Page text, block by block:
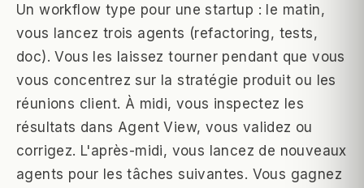
Un workflow type pour une startup : le matin,
vous lancez trois agents (refactoring, tests,
doc). Vous les laissez tourner pendant que vous
vous concentrez sur la stratégie produit ou les
réunions client. À midi, vous inspectez les
résultats dans Agent View, vous validez ou
corrigez. L'après-midi, vous lancez de nouveaux
agents pour les tâches suivantes. Vous gagnez